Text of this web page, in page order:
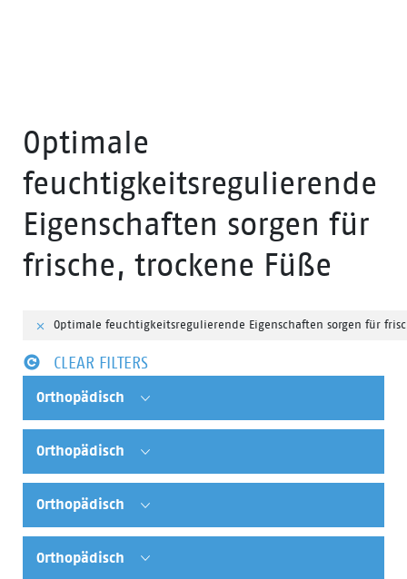
Optimale
feuchtigkeitsregulierende
Eigenschaften sorgen für
frische, trockene Füße
Optimale feuchtigkeitsregulierende Eigenschaften sorgen für
CLEAR FILTERS
Orthopädisch
Orthopädisch
Orthopädisch
Orthopädisch